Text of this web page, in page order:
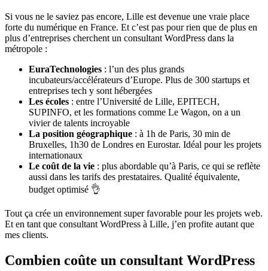
Si vous ne le saviez pas encore, Lille est devenue une vraie place
forte du numérique en France. Et c’est pas pour rien que de plus en
plus d’entreprises cherchent un consultant WordPress dans la
métropole :
EuraTechnologies : l’un des plus grands
incubateurs/accélérateurs d’Europe. Plus de 300 startups et
entreprises tech y sont hébergées
Les écoles : entre l’Université de Lille, EPITECH,
SUPINFO, et les formations comme Le Wagon, on a un
vivier de talents incroyable
La position géographique : à 1h de Paris, 30 min de
Bruxelles, 1h30 de Londres en Eurostar. Idéal pour les projets
internationaux
Le coût de la vie : plus abordable qu’à Paris, ce qui se reflète
aussi dans les tarifs des prestataires. Qualité équivalente,
budget optimisé 👌
Tout ça crée un environnement super favorable pour les projets web.
Et en tant que consultant WordPress à Lille, j’en profite autant que
mes clients.
Combien coûte un consultant WordPress